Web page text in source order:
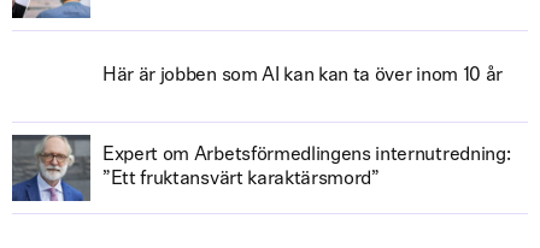
Här är jobben som AI kan kan ta över inom 10 år
Expert om Arbetsförmedlingens internutredning:
”Ett fruktansvärt karaktärsmord”